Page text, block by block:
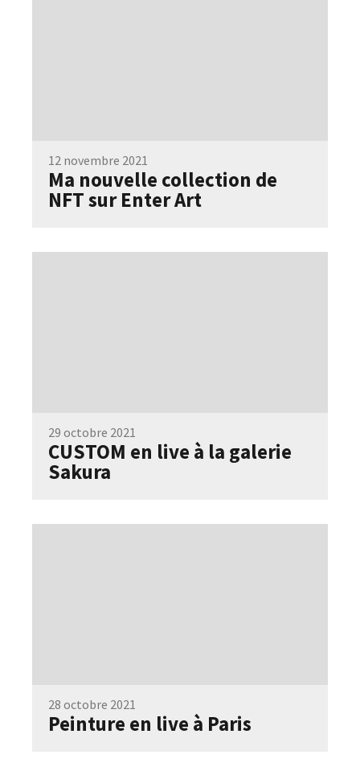
12 novembre 2021
Ma nouvelle collection de
NFT sur Enter Art
29 octobre 2021
CUSTOM en live à la galerie
Sakura
28 octobre 2021
Peinture en live à Paris